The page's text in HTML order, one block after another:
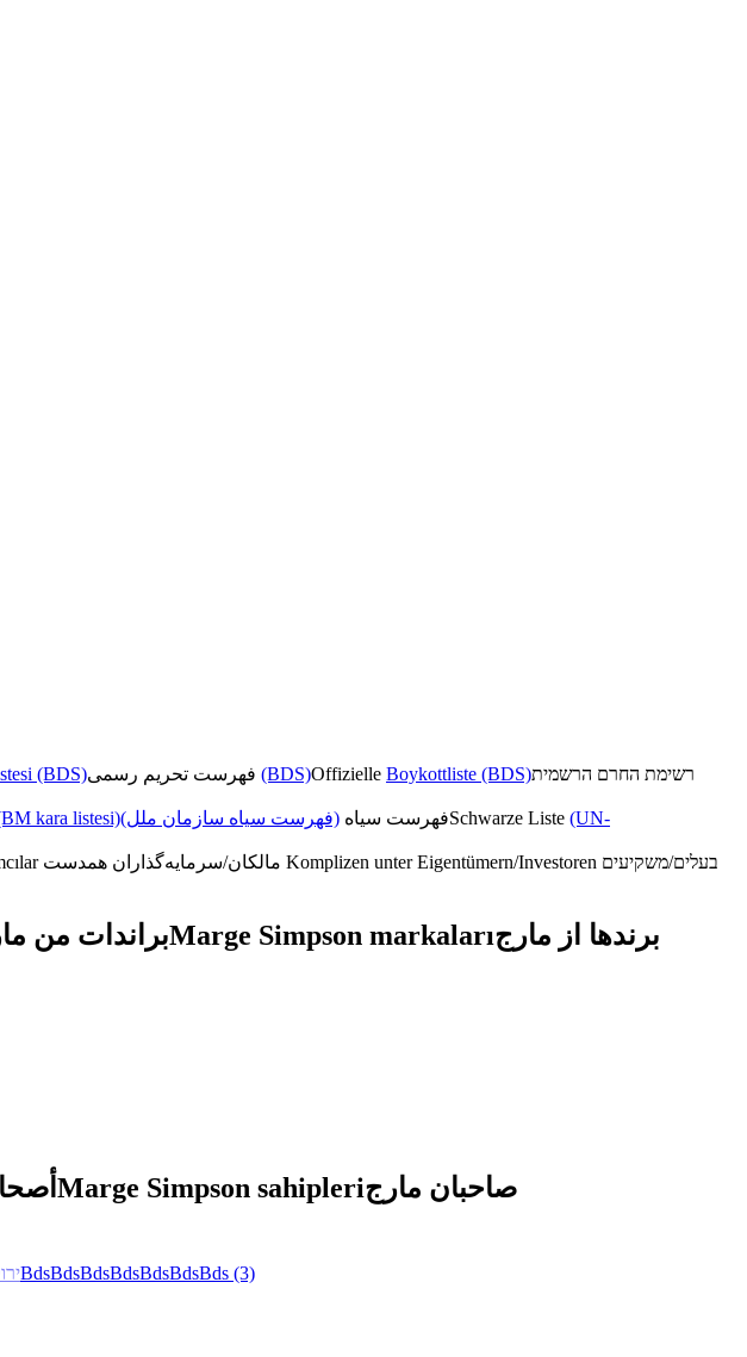
(BDS) (BDS)Offizielle Boykottliste (BDS)רשימת החרם הרשמית
kara listesi) فهرست سیاه (فهرست سیاه سازمان ملل) Schwarze Liste (UN-
Komplizen unter Eigentümern/Investoren בעלים/משקיעים
براندات منMarge Simpson markalarıبرندها از مارج
Marge Simpson sahipleriصاحبان مارج
BdsBdsBdsBdsBdsBdsBds (3)